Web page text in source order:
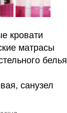
кровати
матрасы
белья
санузел